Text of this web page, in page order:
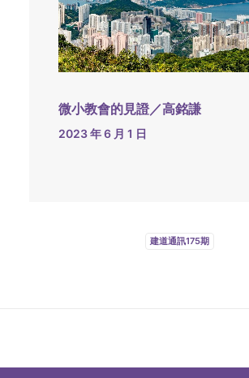
微小教會的見證／高銘謙
2023 年 6 月 1 日
建道通訊175期